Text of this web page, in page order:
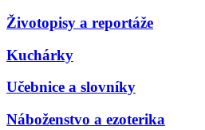
Životopisy a reportáže
Kuchárky
Učebnice a slovníky
Náboženstvo a ezoterika